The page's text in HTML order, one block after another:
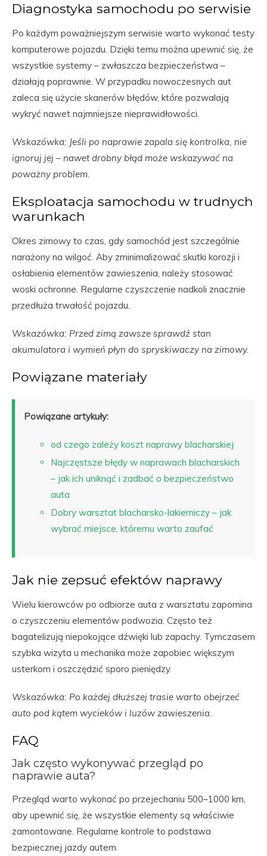
Diagnostyka samochodu po serwisie
Po każdym poważniejszym serwisie warto wykonać testy
komputerowe pojazdu. Dzięki temu można upewnić się, że
wszystkie systemy – zwłaszcza bezpieczeństwa –
działają poprawnie. W przypadku nowoczesnych aut
zaleca się użycie skanerów błędów, które pozwalają
wykryć nawet najmniejsze nieprawidłowości.
Wskazówka: Jeśli po naprawie zapala się kontrolka, nie
ignoruj jej – nawet drobny błąd może wskazywać na
poważny problem.
Eksploatacja samochodu w trudnych
warunkach
Okres zimowy to czas, gdy samochód jest szczególnie
narażony na wilgoć. Aby zminimalizować skutki korozji i
osłabienia elementów zawieszenia, należy stosować
woski ochronne. Regularne czyszczenie nadkoli znacznie
przedłuża trwałość pojazdu.
Wskazówka: Przed zimą zawsze sprawdź stan
akumulatora i wymień płyn do spryskiwaczy na zimowy.
Powiązane materiały
Powiązane artykuły:
od czego zależy koszt naprawy blacharskiej
Najczęstsze błędy w naprawach blacharskich
– jak ich uniknąć i zadbać o bezpieczeństwo
auta
Dobry warsztat blacharsko-lakierniczy – jak
wybrać miejsce, któremu warto zaufać
Jak nie zepsuć efektów naprawy
Wielu kierowców po odbiorze auta z warsztatu zapomina
o czyszczeniu elementów podwozia. Często też
bagatelizują niepokojące dźwięki lub zapachy. Tymczasem
szybka wizyta u mechanika może zapobiec większym
usterkom i oszczędzić sporo pieniędzy.
Wskazówka: Po każdej dłuższej trasie warto obejrzeć
auto pod kątem wycieków i luzów zawieszenia.
FAQ
Jak często wykonywać przegląd po
naprawie auta?
Przegląd warto wykonać po przejechaniu 500–1000 km,
aby upewnić się, że wszystkie elementy są właściwie
zamontowane. Regularne kontrole to podstawa
bezpiecznej jazdy autem.